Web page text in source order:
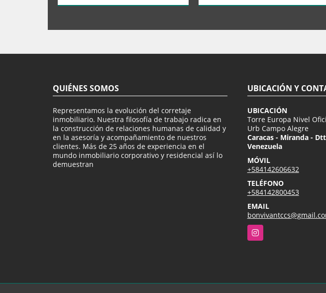
QUIÉNES SOMOS
Representamos la evolución del corretaje
inmobiliario. Nuestra filosofía de trabajo radica en
la construcción de relaciones humanas de calidad y
en la asesoría y acompañamiento de nuestros
clientes. Más de 25 años de experiencia en el
mundo inmobiliario corporativo y residencial así lo
demuestran
UBICACIÓN Y
UBICACIÓN
Torre Europa Nivel
Urb Campo Alegre
Caracas - Miranda -
Venezuela
MÓVIL
+584142606632
TELÉFONO
+584142800453
EMAIL
Instagram